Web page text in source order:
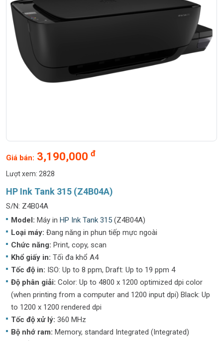
HP Ink Tank 315 (Z4B04A)
S/N: Z4B04A
Model: Máy in HP Ink Tank 315 (Z4B04A)
Loại máy: Đang năng in phun tiếp mực ngoài
Chức năng: Print, copy, scan
Khổ giấy in: Tối đa khổ A4
Tốc độ in: ISO: Up to 8 ppm, Draft: Up to 19 ppm 4
Độ phân giải: Color: Up to 4800 x 1200 optimized dpi color
(when printing from a computer and 1200 input dpi) Black: Up
to 1200 x 1200 rendered dpi
Tốc độ xử lý: 360 MHz
Bộ nhớ ram: Memory, standard Integrated (Integrated)
Giá bán: 3,190,000 đ
Lượt xem: 2828